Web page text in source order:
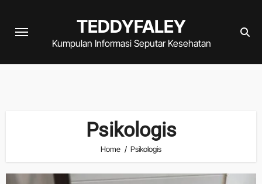
TEDDYFALEY
Kumpulan Informasi Seputar Kesehatan
Psikologis
Home Psikologis